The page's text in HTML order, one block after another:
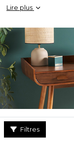
nobles et finitions
parfaitement dans
bien laqué, le
discret, d’un
travaillé, selon le
bureau à domicile,
apportant une
raffiné, le bureau
meuble à la fois
avec une
personnalité.
Lire plus
Filtres